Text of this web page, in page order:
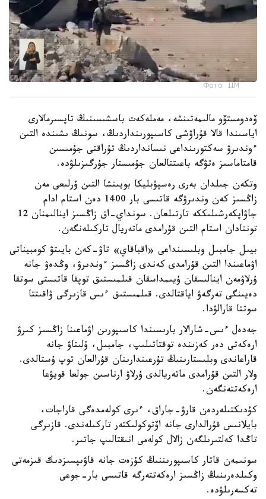
Фото: ІІМ
ۆەدومستۆو مالىمەتىنشە، مەملەكەت باسشىسىنىڭ تاپسىرمالارى
اياسىندا قالا قۇراۋشى كاسىپورىنداردىڭ، سونىڭ ىشىندە التىن
ءوندىرۋ سەكتورىنداعى نىسانداردىڭ تۇراقتى جۇمىسىن
قامتاماسىز ەتۋگە باعىتتالعان جۇمىستار جۇرگىزىلۋدە.
وتكەن جىلدان بەرى رەسپۋبليكا بويىنشا التىن ۇرلىعى مەن
زاڭسىز كەن وندىرۋگە قاتىسى بار 1400 دەن استام ادام
جاۋاپكەرشىلىككە تارتىلعان. سونداي-اق زاڭسىز اينالىمنان 12
توننادان استام التىن قۇرامدى ماتەريال تاركىلەنگەن.
بيىل جامبىل وبلىسىنداعى «اقباقاي» تاۋ-كەن بايىتۋ كومبيناتى
اۋماعىندا التىن قۇرامدى كەندى زاڭسىز ءوندىرۋ، وڭدەۋ جانە
ۇرلاۋمەن اينالىسقان ۇيىمداسقان قىلمىستىق توپقا قاتىستى سوتقا
دەيىنگى تەرگەۋ اياقتالدى. قىلمىستىق ءىس قازىرگى ۋاقىتتا
سوتتا قارالۋدا.
جەدەل ءىس-شارالار بارىسىندا كاسىپورىن اۋماعىنا زاڭسىز كىرۋ
ارەكەتى دەر كەزىندە توقتاتىلىپ، جامبىل، ۇلىتاۋ جانە
قاراعاندى وبلىستارىنىڭ تۇرعىندارىنان قۇرالعان توپ ۇستالدى.
ولار التىن قۇرامدى ماتەريالدى ۇرلاۋ ارناسىن جولعا قويۋعا
ارەكەتتەنگەن.
كۇدىكتىلەردەن قارۋ-جاراق، ءىرى كولەمدەگى قاراجات،
بايلانىس قۇرالدارى جانە اۆتوكولىكتەر تاركىلەندى. قازىرگى
تاڭدا كەلتىرىلگەن زالال كولەمى انىقتالىپ جاتىر.
سونىمەن قاتار كاسىپورىننىڭ كۇزەت جانە قاۋىپسىزدىك قىزمەتى
وكىلدەرىنىڭ زاڭسىز ارەكەتتەرگە قاتىسى بار-جوعى
تەكسەرىلۋدە.